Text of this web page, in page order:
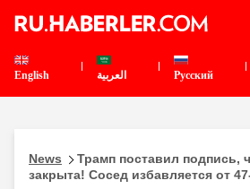
English العربية Pусский
News
Трамп поставил подпись,
закрыта! Сосед избавляется от